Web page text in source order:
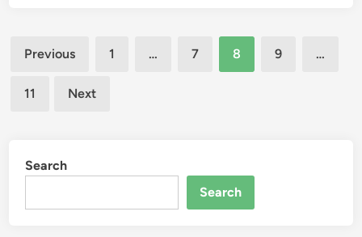
Posts
Previous 1 … 7 8 9 …
11 Next
Search
Search